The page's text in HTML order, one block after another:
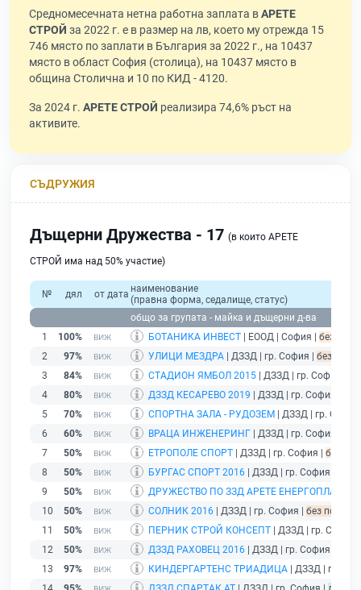
Средномесечната нетна работна заплата вАРЕТЕ
СТРОЙ за 2022 г. е в размер на лв, което му отрежда 15
746 място по заплати в България за 2022 г., на 10437
място в област София (столица), на 10437 място в
община Столична и 10 по КИД - 4120.
За 2024 г. АРЕТЕ СТРОЙ реализира 74,6% ръст на
активите.
СЪДРУЖИЯ
Дъщерни Дружества - 17 (в които АРЕТЕ
СТРОЙ има над 50% участие)
№ дял от дата наименование
(правна форма, седалище, статус)
общо за групата - майка и дъщерни д-ва
1
100% БОТАНИКА ИНВЕСТ | ЕООД | София | без
2
97% УЛИЦИ МЕЗДРА | ДЗЗД | гр. София | без
3
84% СТАДИОН ЯМБОЛ 2015 | ДЗЗД | гр. София |
4
80% ДЗЗД КЕСАРЕВО 2019 | ДЗЗД | гр. София |
5
70% СПОРТНА ЗАЛА - РУДОЗЕМ | ДЗЗД | гр.
6
60% ВРАЦА ИНЖЕНЕРИНГ | ДЗЗД | гр. София |
7
50% ЕТРОПОЛЕ СПОРТ | ДЗЗД | гр. София | без
8
50% БУРГАС СПОРТ 2016 | ДЗЗД | гр. София |
9
50%
ДРУЖЕСТВО ПО ЗЗД АРЕТЕ ЕНЕРГОПЛАН
10
50% СОЛНИК 2016 | ДЗЗД | гр. София | без
11
50% ПЕРНИК СТРОЙ КОНСЕПТ | ДЗЗД | гр. София
12
50% ДЗЗД РАХОВЕЦ 2016 | ДЗЗД | гр. София |
13
97% КИНДЕРГАРТЕНС ТРИАДИЦА | ДЗЗД | гр.